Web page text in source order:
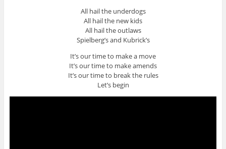
All hail the underdogs
All hail the new kids
All hail the outlaws
Spielberg’s and Kubrick’s
It’s our time to make a move
It’s our time to make amends
It’s our time to break the rules
Let’s begin